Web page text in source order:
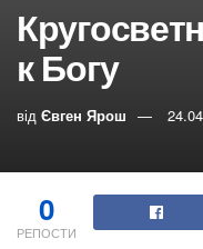
к Богу
від Євген Ярош
0
РЕПОСТИ